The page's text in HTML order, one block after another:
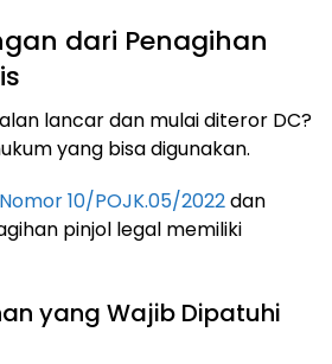
dari Penagihan
lancar dan mulai diteror DC?
yang bisa digunakan.
10/POJK.05/2022dan
pinjol legal memiliki
yang Wajib Dipatuhi